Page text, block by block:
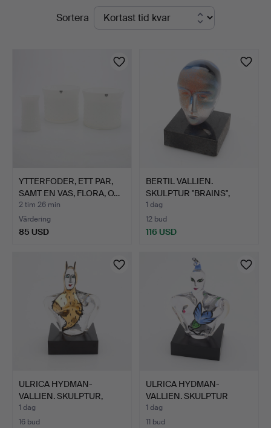
PågåendeSortera
YTTERFODER, ETT PAR,
SAMT EN VAS, FLORA, O…
2 tim 26 min
Värdering
85 USD
BERTIL VALLIEN.
SKULPTUR "BRAINS",
SANDGJU…
1 dag
12 bud
116 USD
ULRICA HYDMAN-
VALLIEN. SKULPTUR,
"HUSGUD",…
1 dag
16 bud
ULRICA HYDMAN-
VALLIEN. SKULPTUR
"HUSGUD" H…
1 dag
11 bud